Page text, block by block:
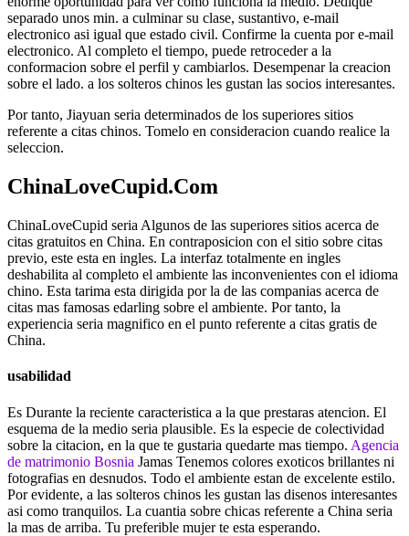
separado unos min. a culminar su clase, sustantivo, e-mail
electronico asi­ igual que estado civil. Confirme la cuenta por e-mail
electronico. Al completo el tiempo, puede retroceder a la
conformacion sobre el perfil y cambiarlos. Desempenar la creacion
sobre el lado. a los solteros chinos les gustan las socios interesantes.
Por tanto, Jiayuan seri­a determinados de los superiores sitios
referente a citas chinos. Tomelo en consideracion cuando realice la
seleccion.
ChinaLoveCupid.Сom
ChinaLoveCupid seri­a Algunos de las superiores sitios acerca de
citas gratuitos en China. En contraposicion con el sitio sobre citas
previo, este esta en ingles. La interfaz totalmente en ingles
deshabilita al completo el ambiente las inconvenientes con el idioma
chino. Esta tarima esta dirigida por la de las companias acerca de
citas mas famosas edarling sobre el ambiente. Por tanto, la
experiencia seri­a magnifico en el punto referente a citas gratis de
China.
usabilidad
Es Durante la reciente caracteristica a la que prestaras atencion. El
esquema de la medio seri­a plausible. Es la especie de colectividad
sobre la citacion, en la que te gustaria quedarte mas tiempo. Agencia
de matrimonio Bosnia Jamas Tenemos colores exoticos brillantes ni
fotografias en desnudos. Todo el ambiente estan de excelente estilo.
Por evidente, a las solteros chinos les gustan las disenos interesantes
asi­ como tranquilos. La cuanti­a sobre chicas referente a China seri­a
la mas de arriba. Tu preferible mujer te esta esperando.